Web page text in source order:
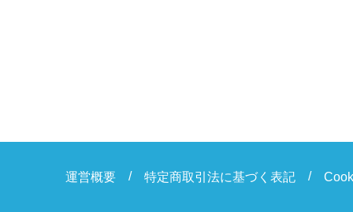
運営概要 特定商取引法に基づく表記